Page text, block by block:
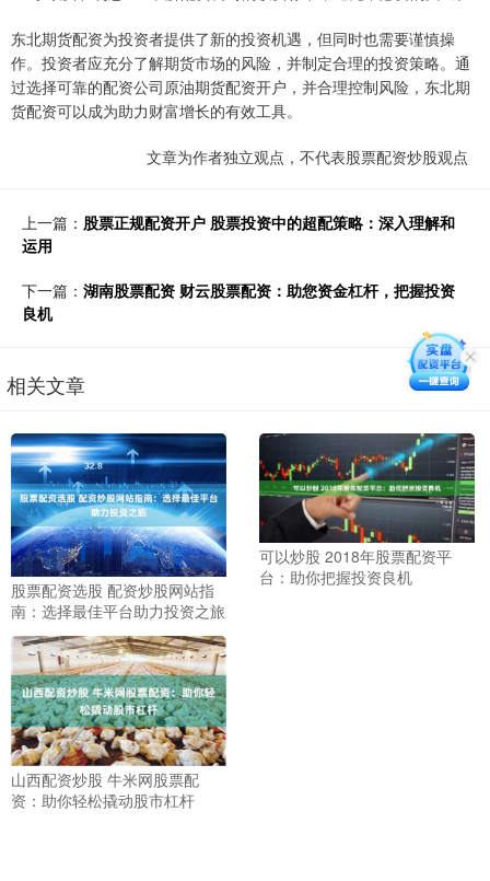
东北期货配资为投资者提供了新的投资机遇，但同时也需要谨慎操
作。投资者应充分了解期货市场的风险，并制定合理的投资策略。通
过选择可靠的配资公司原油期货配资开户，并合理控制风险，东北期
货配资可以成为助力财富增长的有效工具。
文章为作者独立观点，不代表股票配资炒股观点
上一篇： 股票正规配资开户 股票投资中的超配策略：深入理解和
运用
下一篇： 湖南股票配资 财云股票配资：助您资金杠杆，把握投资
良机
相关文章
股票配资选股 配资炒股网站指
南：选择最佳平台助力投资之旅
可以炒股 2018年股票配资平
台：助你把握投资良机
山西配资炒股 牛米网股票配
资：助你轻松撬动股市杠杆